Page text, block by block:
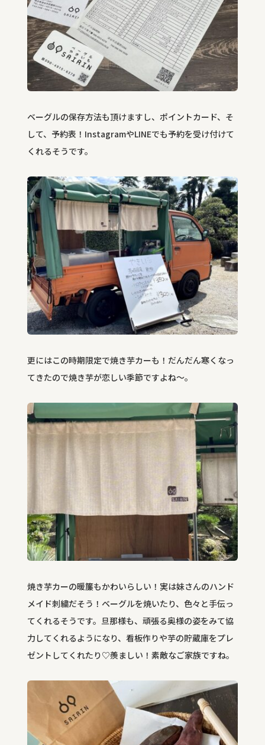
ベーグルの保存方法も頂けますし、ポイントカード、そ
して、予約表！InstagramやLINEでも予約を受け付けて
くれるそうです。
更にはこの時期限定で焼き芋カーも！だんだん寒くなっ
てきたので焼き芋が恋しい季節ですよね～。
焼き芋カーの暖簾もかわいらしい！実は妹さんのハンド
メイド刺繍だそう！ベーグルを焼いたり、色々と手伝っ
てくれるそうです。旦那様も、頑張る奥様の姿をみて協
力してくれるようになり、看板作りや芋の貯蔵庫をプレ
ゼントしてくれたり♡羨ましい！素敵なご家族ですね。